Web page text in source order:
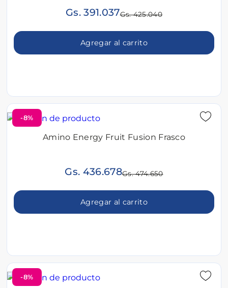
Gs. 391.037Gs. 425.040
Agregar al carrito
-8%
Amino Energy Fruit Fusion Frasco
Gs. 436.678Gs. 474.650
Agregar al carrito
-8%